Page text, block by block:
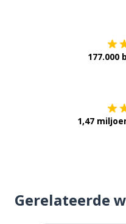
177.000
1,47
Gerelateerde